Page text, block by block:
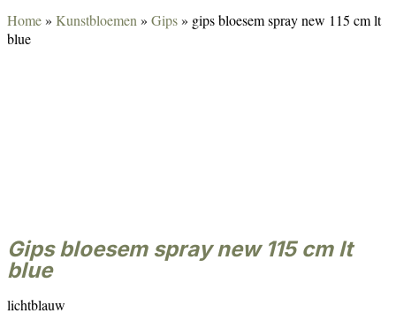
Home» Kunstbloemen » Gips» gips bloesem spray new 115 cm lt
blue
gips bloesem spray new 115 cm lt
blue
lichtblauw